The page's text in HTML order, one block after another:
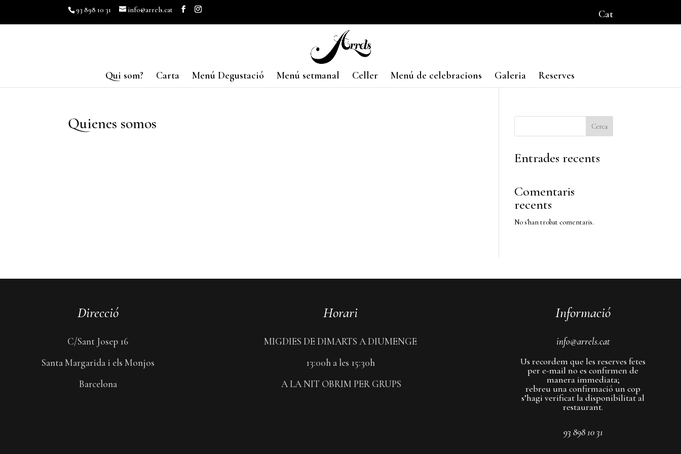
93 898 10 31 info@arrels.cat Cat
Qui som? Carta Menú Degustació Menú setmanal Celler Menú de celebracions Galeria Reserves
Quienes somos Cerca
Entrades recents
Comentaris
recents
No s'han trobat comentaris.
Direcció
C/Sant Josep 16
Santa Margarida i els Monjos
Barcelona
Horari
MIGDIES DE DIMARTS A DIUMENGE
13:00h a les 15:30h
A LA NIT OBRIM PER GRUPS
Informació
info@arrels.cat
Us recordem que les reserves fetes
per e-mail no es confirmen de
manera immediata;
rebreu una confirmació un cop
s’hagi verificat la disponibilitat al
restaurant.
93 898 10 31